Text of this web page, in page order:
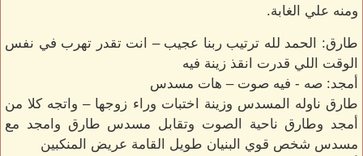
ومنه علي الغابة.
طارق: الحمد لله ترتيب ربنا عجيب – انت تقدر تهرب في نفس
الوقت اللي قدرت انقذ زينة فيه
أمجد: صه - فيه صوت – هات مسدس
طارق ناوله المسدس وزينة اختبات وراء زوجها – واتجه كلا من
أمجد وطارق ناحية الصوت وتقابل مسدس طارق وامجد مع
مسدس شخص قوي البنيان طويل القامة عريض المنكبين